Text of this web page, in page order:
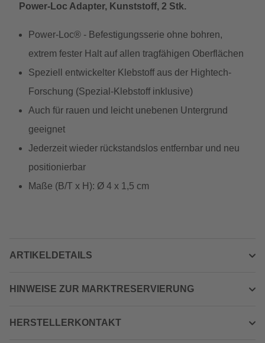
Power-Loc Adapter, Kunststoff, 2 Stk.
Power-Loc® - Befestigungsserie ohne bohren,
extrem fester Halt auf allen tragfähigen Oberflächen
Speziell entwickelter Klebstoff aus der Hightech-
Forschung (Spezial-Klebstoff inklusive)
Auch für rauen und leicht unebenen Untergrund
geeignet
Jederzeit wieder rückstandslos entfernbar und neu
positionierbar
Maße (B/T x H): Ø 4 x 1,5 cm
ARTIKELDETAILS
HINWEISE ZUR MARKTRESERVIERUNG
HERSTELLERKONTAKT